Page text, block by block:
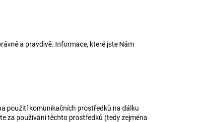
a pravdivě. Informace, které jste Nám
použití komunikačních prostředků na dálku
za používání těchto prostředků (tedy zejména